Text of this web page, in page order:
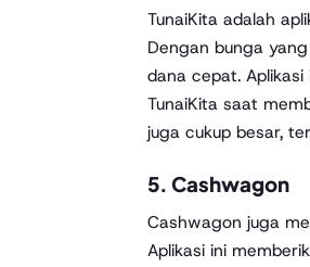
TunaiKita adalah
Dengan bunga
dana cepat.
TunaiKita saat
juga cukup besar,
5. Cashwagon
Cashwagon juga
Aplikasi ini